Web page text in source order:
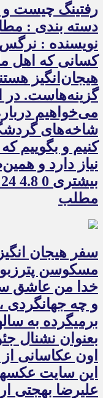
رفتینگ چیست و
دسته بندی :
نویسنده :
کسانی که اهل
هیجان‌انگیز
گزینه‌هاست.
می‌خواهیم
شاخه‌های
کنیم و بگوییم
نیاز دارد و
مطلب
سفر هیجان
خدا من عاشق
و چه جهانگردی
برمیگرده به
بعنوان نشنال
اون عکاسانی